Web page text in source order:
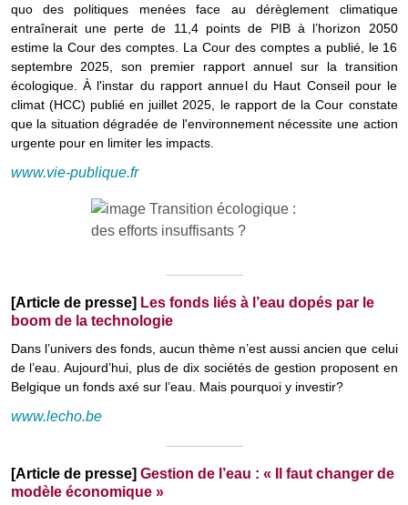
quo des politiques menées face au dérèglement climatique
entraînerait une perte de 11,4 points de PIB à l’horizon 2050
estime la Cour des comptes. La Cour des comptes a publié, le 16
septembre 2025, son premier rapport annuel sur la transition
écologique. À l'instar du rapport annuel du Haut Conseil pour le
climat (HCC) publié en juillet 2025, le rapport de la Cour constate
que la situation dégradée de l'environnement nécessite une action
urgente pour en limiter les impacts.
www.vie-publique.fr
[Article de presse] Les fonds liés à l’eau dopés par le
boom de la technologie
Dans l’univers des fonds, aucun thème n’est aussi ancien que celui
de l’eau. Aujourd’hui, plus de dix sociétés de gestion proposent en
Belgique un fonds axé sur l’eau. Mais pourquoi y investir?
www.lecho.be
[Article de presse] Gestion de l’eau : « Il faut changer de
modèle économique »